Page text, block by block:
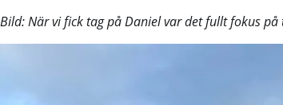
Bild: När vi fick tag på Daniel var det fullt fokus